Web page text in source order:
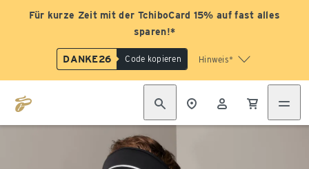
Für kurze Zeit mit der TchiboCard 15% auf fast alles
sparen!*
DANKE26 Code kopieren Hinweis*